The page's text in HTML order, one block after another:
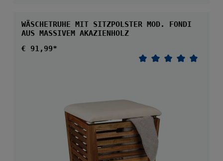
WÄSCHETRUHE MIT SITZPOLSTER MOD. FONDI
AUS MASSIVEM AKAZIENHOLZ
Regulärer Preis:
€ 91,99*